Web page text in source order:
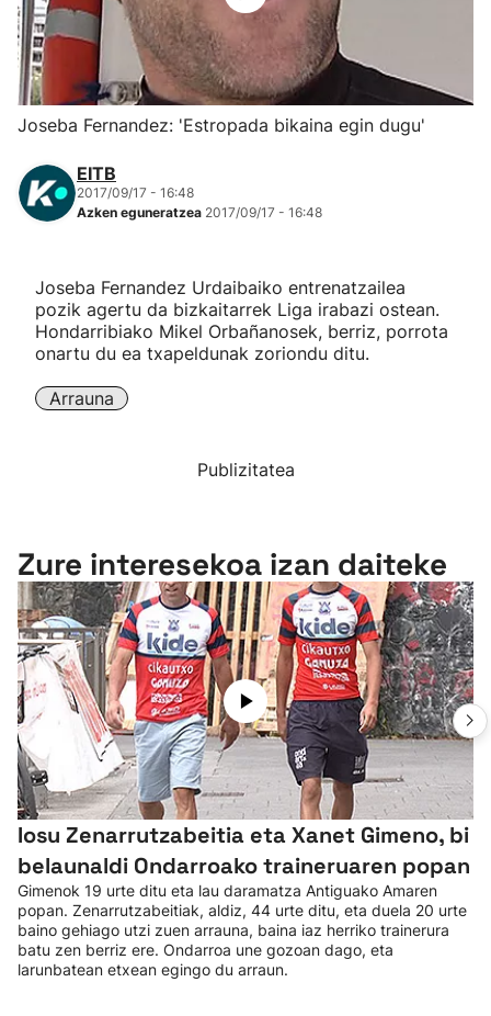
Herri-kirolak
Eskubaloia
Atletismoa
Mendi-lasterketak
Kirol gehiago
"Helmuga"
Joseba Fernandez: 'Estropada bikaina egin dugu'
EITB
2017/09/17 - 16:48
Azken eguneratzea 2017/09/17 - 16:48
Joseba Fernandez Urdaibaiko entrenatzailea
pozik agertu da bizkaitarrek Liga irabazi ostean.
Hondarribiako Mikel Orbañanosek, berriz, porrota
onartu du ea txapeldunak zoriondu ditu.
Arrauna
Publizitatea
Zure interesekoa izan daiteke
Iosu Zenarrutzabeitia eta Xanet Gimeno, bi
belaunaldi Ondarroako traineruaren popan
Gimenok 19 urte ditu eta lau daramatza Antiguako Amaren
popan. Zenarrutzabeitiak, aldiz, 44 urte ditu, eta duela 20 urte
baino gehiago utzi zuen arrauna, baina iaz herriko trainerura
batu zen berriz ere. Ondarroa une gozoan dago, eta
larunbatean etxean egingo du arraun.